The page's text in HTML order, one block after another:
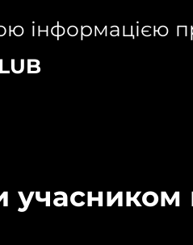
інформацією
учасником